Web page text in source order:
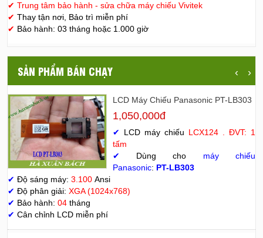
✔ Trung tâm bảo hành - sửa chữa máy chiếu Vivitek
✔ Thay tận nơi, Bảo trì miễn phí
✔ Bảo hành: 03 tháng hoặc 1.000 giờ
SẢN PHẨM BÁN CHẠY ‹ ›
LCD Máy Chiếu Panasonic PT-LB303
1,050,000đ
✔ LCD máy chiếu LCX124 . ĐVT: 1
tấm
✔
Dùng cho máy chiếu
Panasonic: PT-LB303
✔ Độ sáng máy: 3.100 Ansi
✔ Độ phân giải: XGA (1024x768)
✔ Bảo hành: 04 tháng
✔ Cân chỉnh LCD miễn phí